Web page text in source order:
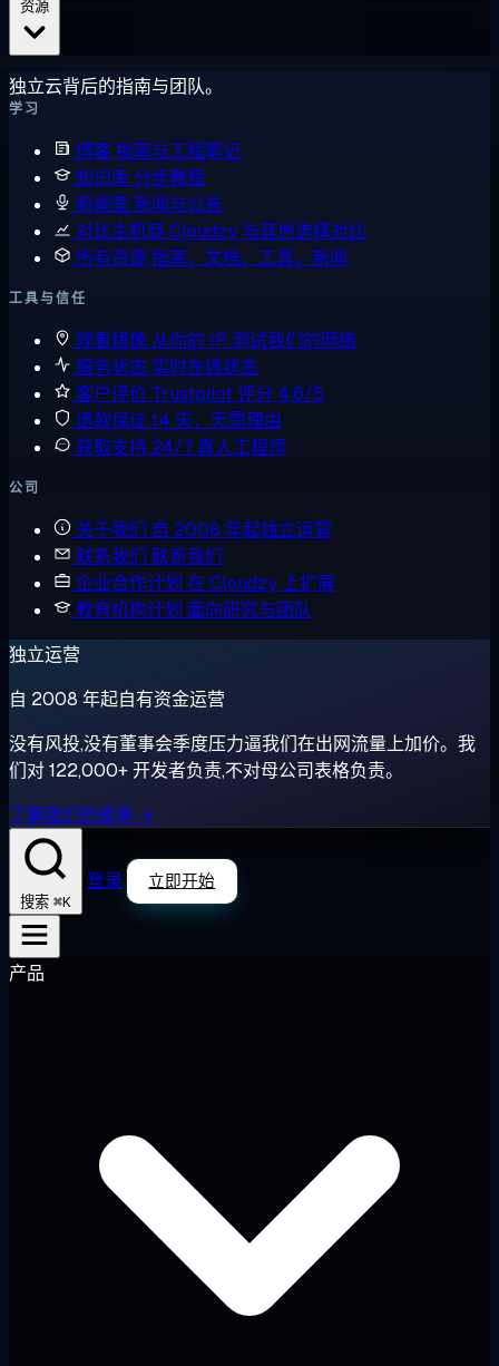
独立云背后的指南与团队。
学习
博客指南与工程笔记
知识库 分步教程
新闻室 新闻与公告
对比主机商 Cloudzy 与其他选择对比
所有资源指南、文档、工具、新闻
工具与信任
观看镜像 从你的 IP 测试我们的网络
服务状态 实时在线状态
客户评价 Trustpilot 评分 4.6/5
退款保证 14 天，无需理由
获取支持 24/7 真人工程师
公司
关于我们 自 2008 年起独立运营
联系我们 联系我们
企业合作计划 在 Cloudzy 上扩展
教育机构计划 面向研究与团队
独立运营
自 2008 年起自有资金运营
没有风投,没有董事会季度压力逼我们在出网流量上加价。我
们对 122,000+ 开发者负责,不对母公司表格负责。
了解我们的故事 →
搜索 ⌘K
登录 立即开始
产品